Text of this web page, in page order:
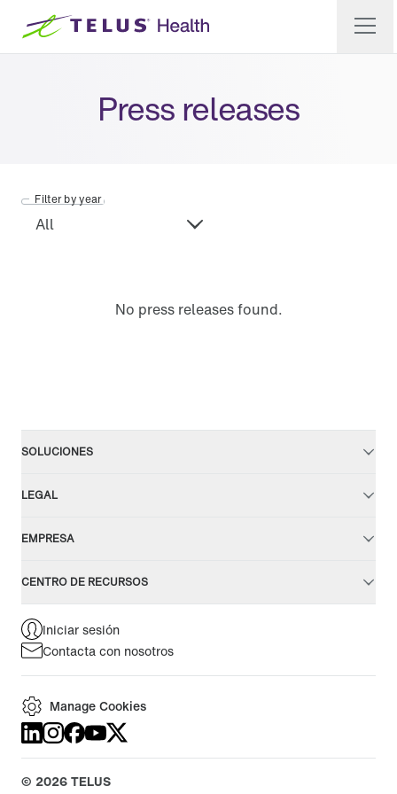
Press releases
Filter by year
No press releases found.
SOLUCIONES
LEGAL
EMPRESA
CENTRO DE RECURSOS
Iniciar sesión
Contacta con nosotros
Manage Cookies
© 2026TELUS